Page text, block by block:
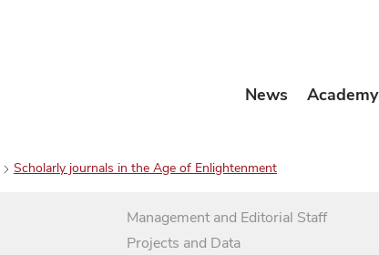
News Academy
Scholarly journals in the Age of Enlightenment
Management and Editorial Staff
Projects and Data